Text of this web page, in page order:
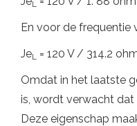
L
En voor de frequentie
JeL
= 120 V / 314.2
Omdat in het laatste
is, wordt verwacht dat
Deze eigenschap